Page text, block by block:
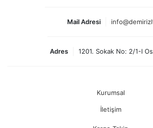
Mail Adresi
Adres 1201. Sokak No: 2/1-I
Kurumsal
İletişim